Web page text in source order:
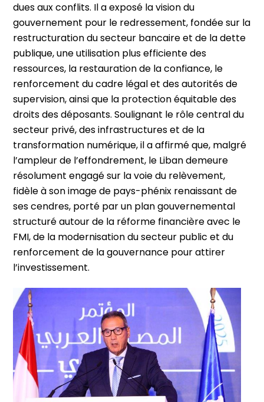
dues aux conflits. Il a exposé la vision du
gouvernement pour le redressement, fondée sur la
restructuration du secteur bancaire et de la dette
publique, une utilisation plus efficiente des
ressources, la restauration de la confiance, le
renforcement du cadre légal et des autorités de
supervision, ainsi que la protection équitable des
droits des déposants. Soulignant le rôle central du
secteur privé, des infrastructures et de la
transformation numérique, il a affirmé que, malgré
l’ampleur de l’effondrement, le Liban demeure
résolument engagé sur la voie du relèvement,
fidèle à son image de pays-phénix renaissant de
ses cendres, porté par un plan gouvernemental
structuré autour de la réforme financière avec le
FMI, de la modernisation du secteur public et du
renforcement de la gouvernance pour attirer
l’investissement.